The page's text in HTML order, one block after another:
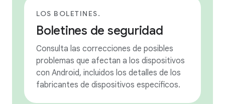
LOS BOLETINES.
Boletines de seguridad
Consulta las correcciones de posibles
problemas que afectan a los dispositivos
con Android, incluidos los detalles de los
fabricantes de dispositivos específicos.